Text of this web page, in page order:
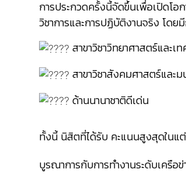
การประกวดครั้งนี้จัดขึ้นเพื่อเปิดโ
วิชาการและการปฏิบัติงานจริง โดย
สาขาวิชาวิทยาศาสตร์และเ
สาขาวิชาสังคมศาสตร์และ
ด้านนานาชาติดีเด่น
ทั้งนี้ นิสิตที่ได้รับ คะแนนสูงสุดในแต่
บูรณาการกับการทำงานระดับเครื